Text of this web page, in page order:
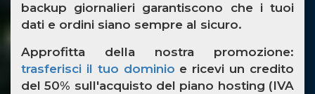
backup giornalieri garantiscono che i tuoi
dati e ordini siano sempre al sicuro.
Approfitta della nostra promozione:
trasferisci il tuo dominio e ricevi un credito
del 50% sull'acquisto del piano hosting (IVA